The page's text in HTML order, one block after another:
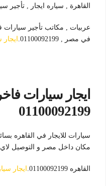
القاهرة , سياره ايجار , تأجير
عربيات , مكاتب تأجير سيارات
في مصر , 01100092199.
ايجار سيارات
01100092199
سيارات للايجار في القاهره
مكان داخل مصر و التوصيل
القاهره 01100092199. ايجار